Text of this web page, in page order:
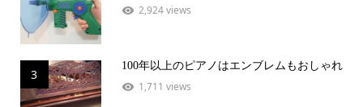
2,924 views
3
100年以上のピアノはエンブレムもおしゃれ
1,711 views